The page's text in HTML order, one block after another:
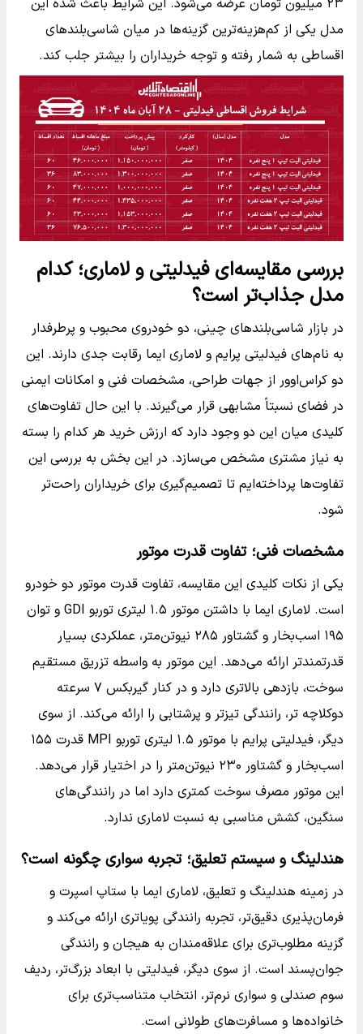
۲۳ میلیون تومان عرضه می‌شود. این شرایط باعث شده این
مدل یکی از کم‌هزینه‌ترین گزینه‌ها در میان شاسی‌بلندهای
اقساطی به شمار رفته و توجه خریداران را بیشتر جلب کند.
بررسی مقایسه‌ای فیدلیتی و لاماری؛ کدام
مدل جذاب‌تر است؟
در بازار شاسی‌بلندهای چینی، دو خودروی محبوب و پرطرفدار
به نام‌های فیدلیتی پرایم و لاماری ایما رقابت جدی دارند. این
دو کراس‌اوور از جهات طراحی، مشخصات فنی و امکانات ایمنی
در فضای نسبتاً مشابهی قرار می‌گیرند. با این حال تفاوت‌های
کلیدی میان این دو وجود دارد که ارزش خرید هر کدام را بسته
به نیاز مشتری مشخص می‌سازد. در این بخش به بررسی این
تفاوت‌ها پرداخته‌ایم تا تصمیم‌گیری برای خریداران راحت‌تر
شود.
مشخصات فنی؛ تفاوت قدرت موتور
یکی از نکات کلیدی این مقایسه، تفاوت قدرت موتور دو خودرو
است. لاماری ایما با داشتن موتور ۱.۵ لیتری توربو GDI و توان
۱۹۵ اسب‌بخار و گشتاور ۲۸۵ نیوتن‌متر، عملکردی بسیار
قدرتمندتر ارائه می‌دهد. این موتور به واسطه تزریق مستقیم
سوخت، بازدهی بالاتری دارد و در کنار گیربکس ۷ سرعته
دوکلاچه تر، رانندگی تیزتر و پرشتابی را ارائه می‌کند. از سوی
دیگر، فیدلیتی پرایم با موتور ۱.۵ لیتری توربو MPI قدرت ۱۵۵
اسب‌بخار و گشتاور ۲۳۰ نیوتن‌متر را در اختیار قرار می‌دهد.
این موتور مصرف سوخت کمتری دارد اما در رانندگی‌های
سنگین، کشش مناسبی به نسبت لاماری ندارد.
هندلینگ و سیستم تعلیق؛ تجربه سواری چگونه است؟
در زمینه هندلینگ و تعلیق، لاماری ایما با ستاپ اسپرت و
فرمان‌پذیری دقیق‌تر، تجربه رانندگی پویاتری ارائه می‌کند و
گزینه مطلوب‌تری برای علاقه‌مندان به هیجان و رانندگی
جوان‌پسند است. از سوی دیگر، فیدلیتی با ابعاد بزرگ‌تر، ردیف
سوم صندلی و سواری نرم‌تر، انتخاب متناسب‌تری برای
خانواده‌ها و مسافرت‌های طولانی است.